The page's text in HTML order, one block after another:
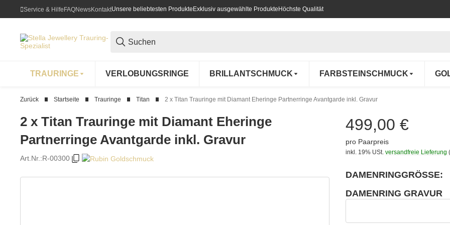
Service & HilfeFAQNewsKontaktUnsere beliebtesten Produkte Exklusiv ausgewählte Produkte Höchste Qualität
TRAURINGE VERLOBUNGSRINGE BRILLANTSCHMUCK FARBSTEINSCHMUCK
Zurück Startseite Trauringe Titan 2 x Titan Trauringe mit Diamant Eheringe Partnerringe Avantgarde inkl. Gravur
2 x Titan Trauringe mit Diamant Eheringe
Partnerringe Avantgarde inkl. Gravur
Art.Nr.:R-00300
499,00 €
pro Paarpreis
inkl. 19% USt. versandfreie Lieferung
DAMENRINGGRÖSSE:
DAMENRING GRAVUR